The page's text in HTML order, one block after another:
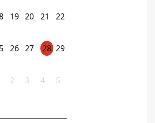
19 20 21 22
26 27 28 29
2 3 4 5